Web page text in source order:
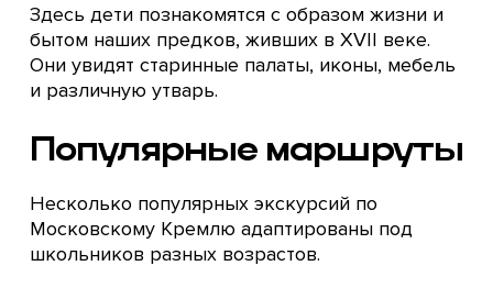
Здесь дети познакомятся с образом жизни и
бытом наших предков, живших в XVII веке.
Они увидят старинные палаты, иконы, мебель
и различную утварь.
Популярные маршруты
Несколько популярных экскурсий по
Московскому Кремлю адаптированы под
школьников разных возрастов.